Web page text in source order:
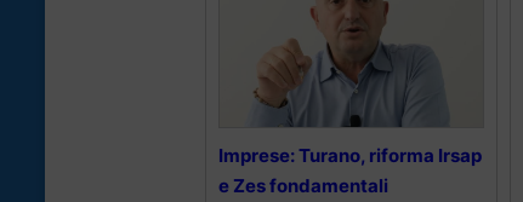
Imprese: Turano, riforma Irsap
e Zes fondamentali